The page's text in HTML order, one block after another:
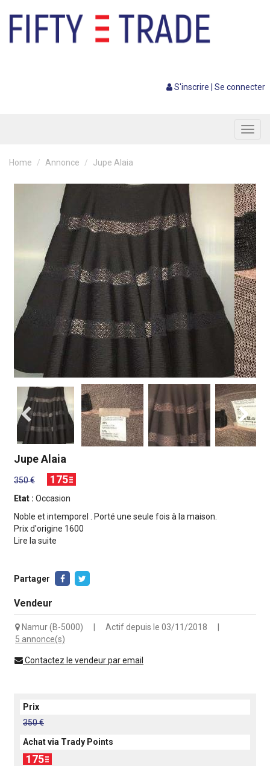
S'inscrire Se connecter
Home Annonce Jupe Alaia
Jupe Alaia
350 € 175
Etat : Occasion
Noble et intemporel . Porté une seule fois à la maison.
Prix ​​d'origine 1600
Lire la suite
Partager
Vendeur
Namur (B-5000) Actif depuis le 03/11/2018
5 annonce(s)
Contactez le vendeur par email
Prix
350 €
Achat via Trady Points
175